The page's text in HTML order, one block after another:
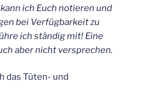
ich Euch notieren und
bei Verfügbarkeit zu
ich ständig mit! Eine
aber nicht versprechen.
das Tüten- und